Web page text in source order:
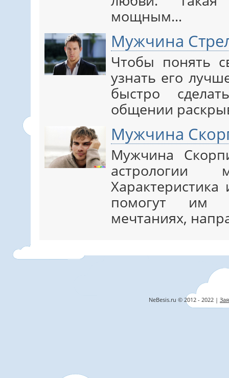
мощным…
Мужчина
Чтобы понять
узнать его
быстро
общении
Мужчина
Мужчина
астрологии
помогут им
мечтаниях,
NeBesis.ru © 2012 - 2022 |